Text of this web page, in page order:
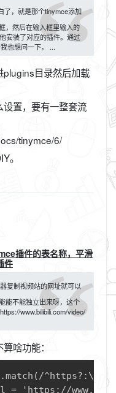
了，就是那个tinymce添加
，然后在输入框里输入的
安装了对应的插件。通过
也想问一下， ...
plugins目录然后加载
置，要有一整套流
tinymce/6/
。
插件的表名称，平滑
件
复制视频站的网址就可以
能不能独立出来呀，这个
www.bilibili.com/video/
啥功能：
^https?:\/\/
'https://